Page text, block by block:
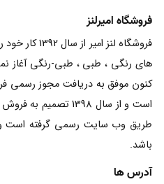
فروشگاه امیرلنز
فروشگاه لنز
های رنگی ، طبی ، طبی-رنگی آغاز
است و از سال 1398
طریق وب سایت رسمی گرفته است و
باشد.
آدرس ها